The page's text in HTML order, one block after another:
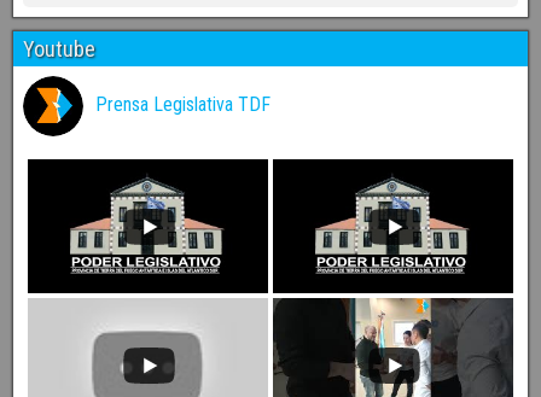
Youtube
Prensa Legislativa TDF